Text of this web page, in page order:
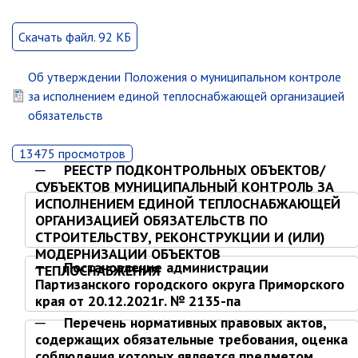
Глава МОГП
Отчёты главы
Первый заместитель
Заместители главы администрации
График приёма граждан
август 2026 г.
июль 2026 г.
июнь 2026 г.
май 2026 г.
апрель 2026 г.
март 2026 г.
февраль 2026 г.
январь 2026 г.
декабрь 2025 г.
Скачать файл. 92 КБ
Об утверждении Положения о муниципальном контроле
за исполнением единой теплоснабжающей организацией
обязательств
13475 просмотров
РЕЕСТР ПОДКОНТРОЛЬНЫХ ОБЪЕКТОВ/
СУБЪЕКТОВ МУНИЦИПАЛЬНЫЙ КОНТРОЛЬ ЗА
ИСПОЛНЕНИЕМ ЕДИНОЙ ТЕПЛОСНАБЖАЮЩЕЙ
ОРГАНИЗАЦИЕЙ ОБЯЗАТЕЛЬСТВ ПО
СТРОИТЕЛЬСТВУ, РЕКОНСТРУКЦИИ И (ИЛИ)
МОДЕРНИЗАЦИИ ОБЪЕКТОВ
ТЕПЛОСНАБЖЕНИЯ
Постановление администрации
Партизанского городского округа Приморского
края от 20.12.2021г. № 2135-па
Перечень нормативных правовых актов,
содержащих обязательные требования, оценка